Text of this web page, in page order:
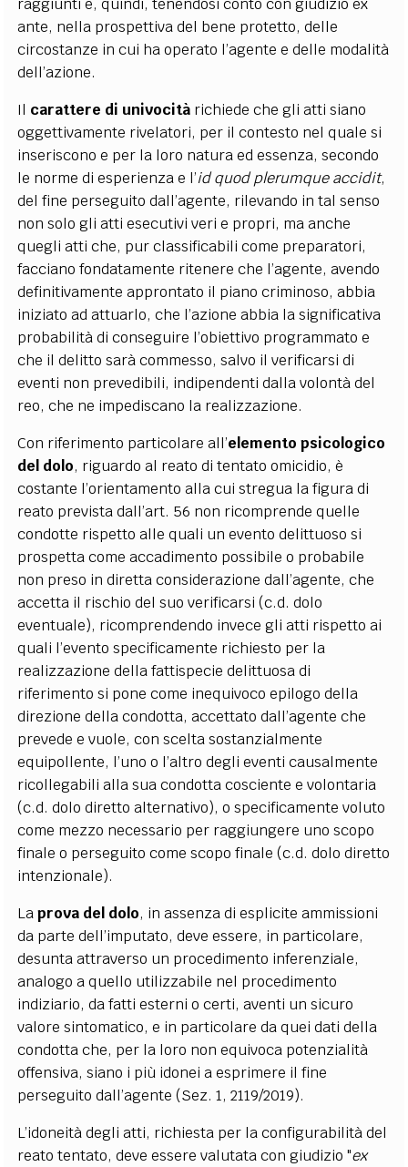
raggiunti e, quindi, tenendosi conto con giudizio ex
ante, nella prospettiva del bene protetto, delle
circostanze in cui ha operato l’agente e delle modalità
dell’azione.
Il carattere di univocità richiede che gli atti siano
oggettivamente rivelatori, per il contesto nel quale si
inseriscono e per la loro natura ed essenza, secondo
le norme di esperienza e l’id quod plerumque accidit,
del fine perseguito dall’agente, rilevando in tal senso
non solo gli atti esecutivi veri e propri, ma anche
quegli atti che, pur classificabili come preparatori,
facciano fondatamente ritenere che l’agente, avendo
definitivamente approntato il piano criminoso, abbia
iniziato ad attuarlo, che l’azione abbia la significativa
probabilità di conseguire l’obiettivo programmato e
che il delitto sarà commesso, salvo il verificarsi di
eventi non prevedibili, indipendenti dalla volontà del
reo, che ne impediscano la realizzazione.
Con riferimento particolare all’elemento psicologico
del dolo, riguardo al reato di tentato omicidio, è
costante l’orientamento alla cui stregua la figura di
reato prevista dall’art. 56 non ricomprende quelle
condotte rispetto alle quali un evento delittuoso si
prospetta come accadimento possibile o probabile
non preso in diretta considerazione dall’agente, che
accetta il rischio del suo verificarsi (c.d. dolo
eventuale), ricomprendendo invece gli atti rispetto ai
quali l’evento specificamente richiesto per la
realizzazione della fattispecie delittuosa di
riferimento si pone come inequivoco epilogo della
direzione della condotta, accettato dall’agente che
prevede e vuole, con scelta sostanzialmente
equipollente, l’uno o l’altro degli eventi causalmente
ricollegabili alla sua condotta cosciente e volontaria
(c.d. dolo diretto alternativo), o specificamente voluto
come mezzo necessario per raggiungere uno scopo
finale o perseguito come scopo finale (c.d. dolo diretto
intenzionale).
Laprova del dolo, in assenza di esplicite ammissioni
da parte dell’imputato, deve essere, in particolare,
desunta attraverso un procedimento inferenziale,
analogo a quello utilizzabile nel procedimento
indiziario, da fatti esterni o certi, aventi un sicuro
valore sintomatico, e in particolare da quei dati della
condotta che, per la loro non equivoca potenzialità
offensiva, siano i più idonei a esprimere il fine
perseguito dall’agente (Sez. 1, 2119/2019).
L’idoneità degli atti, richiesta per la configurabilità del
reato tentato, deve essere valutata con giudizio "ex